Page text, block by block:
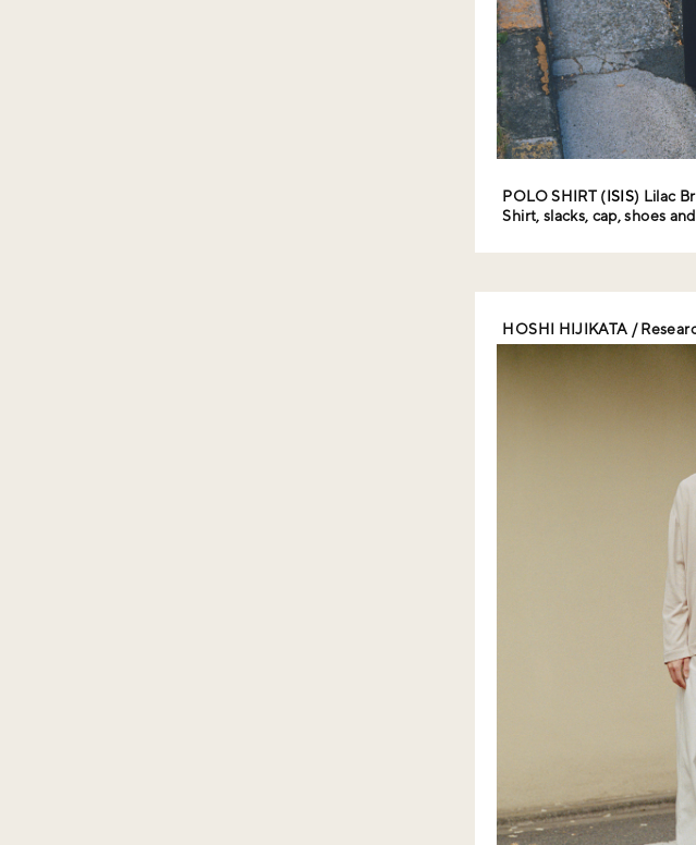
POLO SHIRT (ISIS) Lilac
Shirt, slacks, cap, shoes
HOSHI HIJIKATA /